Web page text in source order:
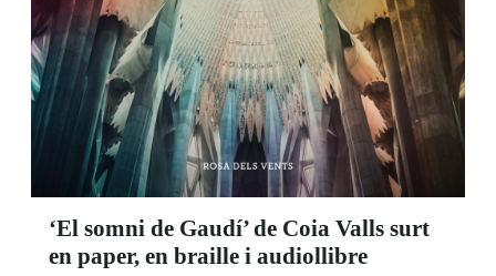
‘El somni de Gaudí’ de Coia Valls surt
en paper, en braille i audiollibre